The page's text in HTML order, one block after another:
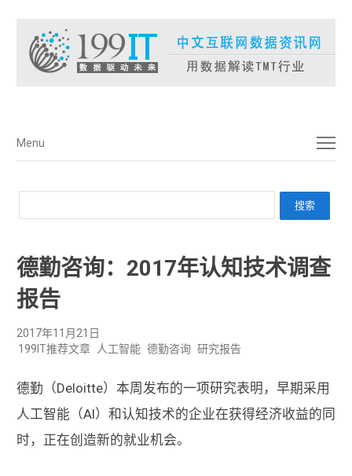
菜单
Menu
德勤咨询：2017年认知技术调查
报告
2017年11月21日
199IT推荐文章
人工智能 德勤咨询 研究报告
德勤（Deloitte）本周发布的一项研究表明，早期采用
人工智能（AI）和认知技术的企业在获得经济收益的同
时，正在创造新的就业机会。